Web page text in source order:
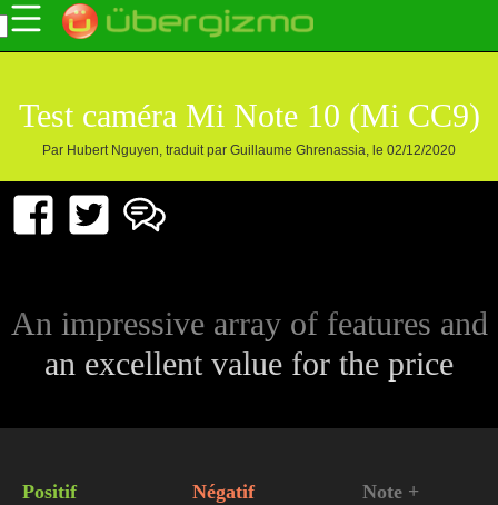
Test caméra Mi Note 10 (Mi CC9)
Par Hubert Nguyen, traduit par Guillaume Ghrenassia, le 02/12/2020
An impressive array of features and
an excellent value for the price
Positif Négatif
Note +